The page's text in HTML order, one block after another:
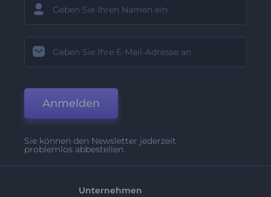
Anmelden
Sie können den Newsletter jederzeit
problemlos abbestellen.
Unternehmen